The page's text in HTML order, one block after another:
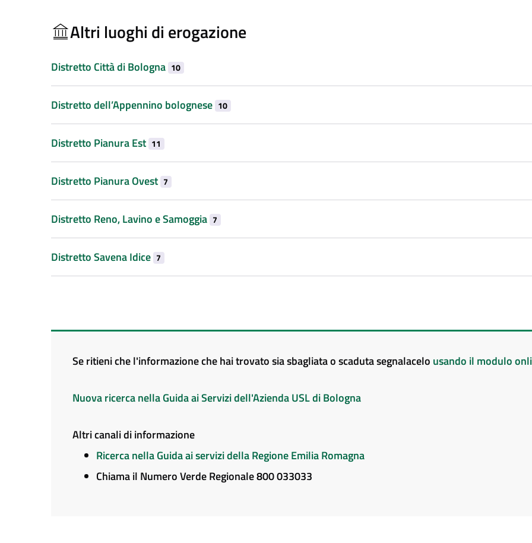
Altri luoghi di erogazione
Distretto Città di Bologna 10
Distretto dell’Appennino bolognese 10
Distretto Pianura Est 11
Distretto Pianura Ovest 7
Distretto Reno, Lavino e Samoggia 7
Distretto Savena Idice 7
Se ritieni che l'informazione che hai trovato sia sbagliata o scaduta segnalacelo usando il modulo
Nuova ricerca nella Guida ai Servizi dell'Azienda USL di Bologna
Altri canali di informazione
Ricerca nella Guida ai servizi della Regione Emilia Romagna
Chiama il Numero Verde Regionale 800 033033